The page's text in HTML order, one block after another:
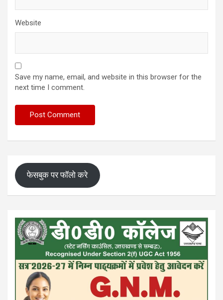
Website
Save my name, email, and website in this browser for the
next time I comment.
फेसबुक पर फॉलो करे